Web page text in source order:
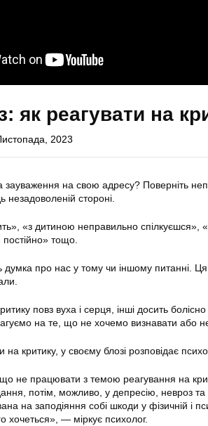
як реагувати на
2023
зауваження на свою адресу? Поверніть
незадоволеній стороні.
«з дитиною неправильно спілкуєшся»,
тощо.
про нас у тому чи іншому питанні. Ця
повз вуха і серця, інші досить
на те, що не хочемо визнавати або
на критику, у своєму блозі розповідає
не працювати з темою реагування на
потім, можливо, у депресію, невроз та
на заподіяння собі шкоди у фізичній і
хочеться», — міркує психолог.